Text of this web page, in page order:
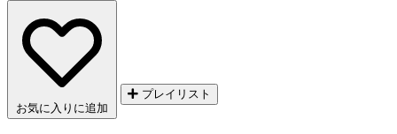
お気に入りに追加
プレイリスト